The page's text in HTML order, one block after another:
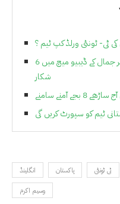
ٹی- ٹونٹی ورلڈ کپ ٹیم ؟
آسٹریلیا کی ٹیم 487 رنز پر آؤٹ ؛عامر جمال کے ڈیبیو میچ میں 6
شکار
آمنے سامنے
ٹیم کو سپورٹ کریں گی
انگلینڈ پاکستان ٹی ٹونٹی
وسیم اکرم